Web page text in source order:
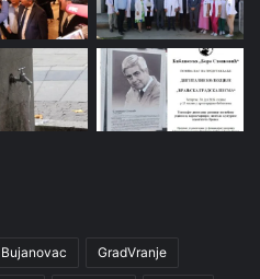
Bujanovac GradVranje